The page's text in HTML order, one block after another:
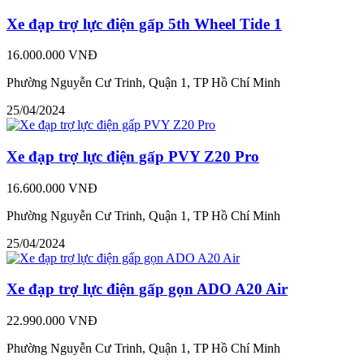
Xe đạp trợ lực điện gấp 5th Wheel Tide 1
16.000.000 VNĐ
Phường Nguyễn Cư Trinh, Quận 1, TP Hồ Chí Minh
25/04/2024
Xe đạp trợ lực điện gấp PVY Z20 Pro
16.600.000 VNĐ
Phường Nguyễn Cư Trinh, Quận 1, TP Hồ Chí Minh
25/04/2024
Xe đạp trợ lực điện gấp gọn ADO A20 Air
22.990.000 VNĐ
Phường Nguyễn Cư Trinh, Quận 1, TP Hồ Chí Minh